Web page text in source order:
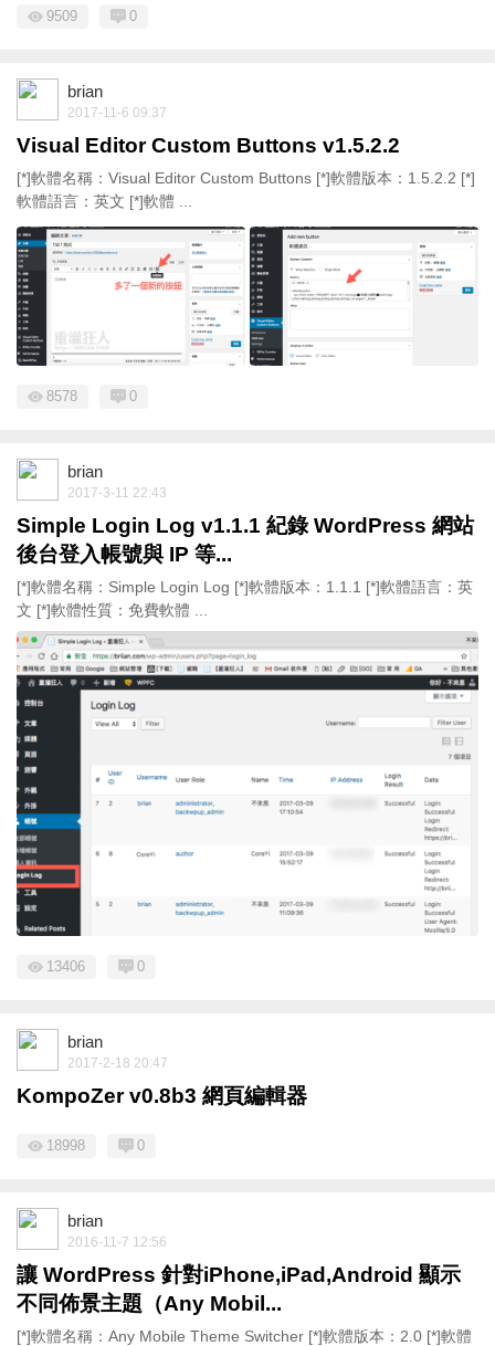
9509 0
brian
2017-11-6 09:37
Visual Editor Custom Buttons v1.5.2.2
[*]軟體名稱：Visual Editor Custom Buttons [*]軟體版本：1.5.2.2 [*]
軟體語言：英文 [*]軟體 ...
8578 0
brian
2017-3-11 22:43
Simple Login Log v1.1.1 紀錄 WordPress 網站
後台登入帳號與 IP 等...
[*]軟體名稱：Simple Login Log [*]軟體版本：1.1.1 [*]軟體語言：英
文 [*]軟體性質：免費軟體 ...
13406 0
brian
2017-2-18 20:47
KompoZer v0.8b3 網頁編輯器
18998 0
brian
2016-11-7 12:56
讓 WordPress 針對iPhone,iPad,Android 顯示
不同佈景主題（Any Mobil...
[*]軟體名稱：Any Mobile Theme Switcher [*]軟體版本：2.0 [*]軟體